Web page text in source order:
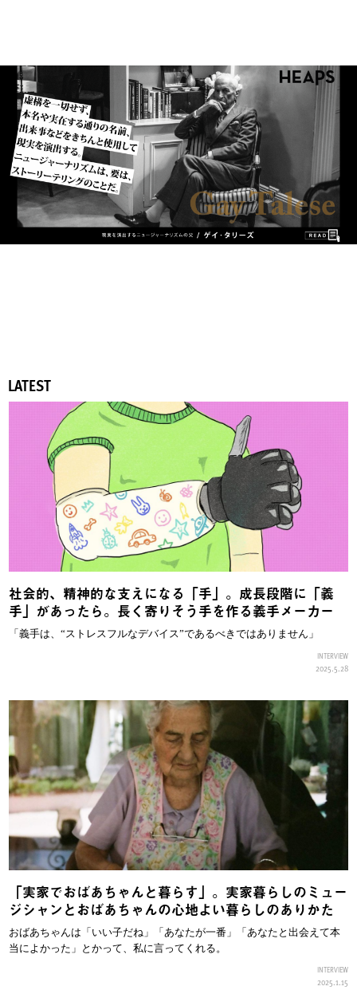
LATEST
社会的、精神的な支えになる「手」。成長段階に「義
手」があったら。長く寄りそう手を作る義手メーカー
「義手は、“ストレスフルなデバイス”であるべきではありません」
INTERVIEW
2025.5.28
「実家でおばあちゃんと暮らす」。実家暮らしのミュー
ジシャンとおばあちゃんの心地よい暮らしのありかた
おばあちゃんは「いい子だね」「あなたが一番」「あなたと出会えて本
当によかった」とかって、私に言ってくれる。
INTERVIEW
2025.1.15